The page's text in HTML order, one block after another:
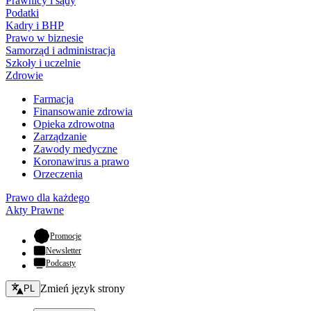
Podatki
Kadry i BHP
Prawo w biznesie
Samorząd i administracja
Szkoły i uczelnie
Zdrowie
Farmacja
Finansowanie zdrowia
Opieka zdrowotna
Zarządzanie
Zawody medyczne
Koronawirus a prawo
Orzeczenia
Prawo dla każdego
Akty Prawne
Promocje- otwiera się w nowej karcie
Newsletter
Podcasty
Zmień język - bieżący:
PL Zmień język strony